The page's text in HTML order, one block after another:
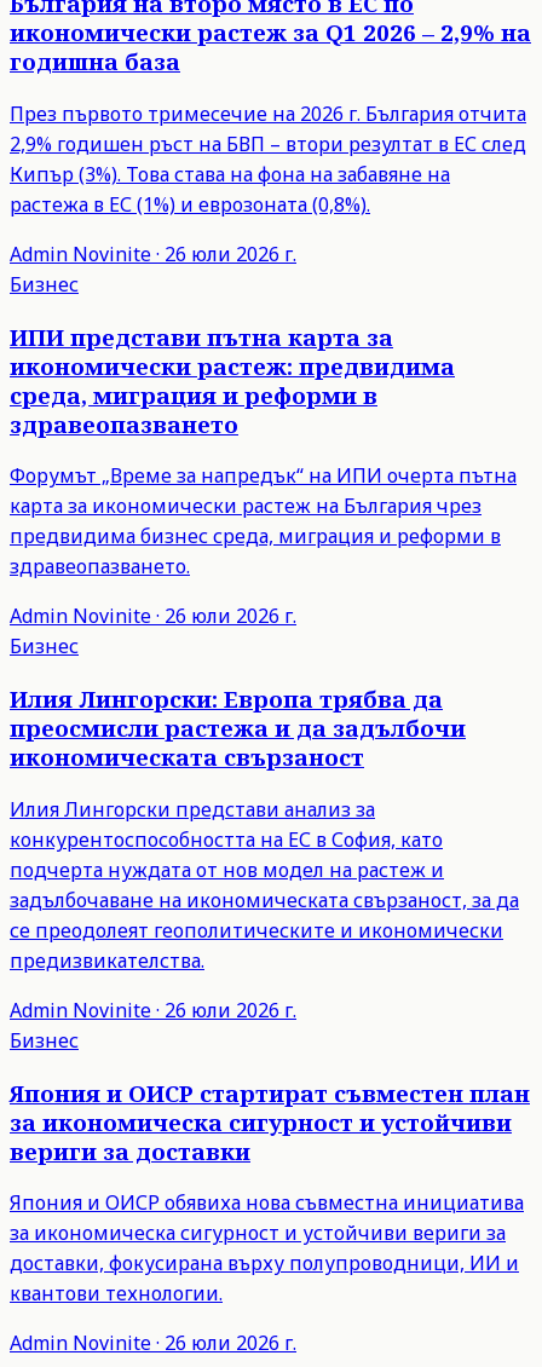
икономически растеж за Q1 2026 – 2,9% на
годишна база
През първото тримесечие на 2026 г. България отчита
2,9% годишен ръст на БВП – втори резултат в ЕС след
Кипър (3%). Това става на фона на забавяне на
растежа в ЕС (1%) и еврозоната (0,8%).
Admin Novinite· 26 юли 2026 г.
Бизнес
ИПИ представи пътна карта за
икономически растеж: предвидима
среда, миграция и реформи в
здравеопазването
Форумът „Време за напредък“ на ИПИ очерта пътна
карта за икономически растеж на България чрез
предвидима бизнес среда, миграция и реформи в
здравеопазването.
Admin Novinite· 26 юли 2026 г.
Бизнес
Илия Лингорски: Европа трябва да
преосмисли растежа и да задълбочи
икономическата свързаност
Илия Лингорски представи анализ за
конкурентоспособността на ЕС в София, като
подчерта нуждата от нов модел на растеж и
задълбочаване на икономическата свързаност, за да
се преодолеят геополитическите и икономически
предизвикателства.
Admin Novinite· 26 юли 2026 г.
Бизнес
Япония и ОИСР стартират съвместен план
за икономическа сигурност и устойчиви
вериги за доставки
Япония и ОИСР обявиха нова съвместна инициатива
за икономическа сигурност и устойчиви вериги за
доставки, фокусирана върху полупроводници, ИИ и
квантови технологии.
Admin Novinite· 26 юли 2026 г.